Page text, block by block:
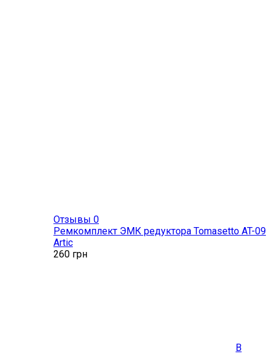
Отзывы 0
Ремкомплект ЭМК редуктора Tomasetto AT-09
Artic
260 грн
В